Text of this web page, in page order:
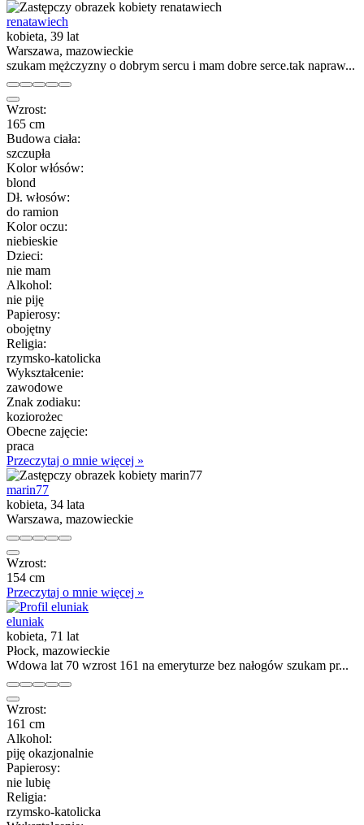
renatawiech
kobieta, 39 lat
Warszawa, mazowieckie
szukam mężczyzny o dobrym sercu i mam dobre serce.tak napraw...
Wzrost:
165 cm
Budowa ciała:
szczupła
Kolor włósów:
blond
Dł. włosów:
do ramion
Kolor oczu:
niebieskie
Dzieci:
nie mam
Alkohol:
nie piję
Papierosy:
obojętny
Religia:
rzymsko-katolicka
Wykształcenie:
zawodowe
Znak zodiaku:
koziorożec
Obecne zajęcie:
praca
Przeczytaj o mnie więcej »
marin77
kobieta, 34 lata
Warszawa, mazowieckie
Wzrost:
154 cm
Przeczytaj o mnie więcej »
eluniak
kobieta, 71 lat
Płock, mazowieckie
Wdowa lat 70 wzrost 161 na emeryturze bez nałogów szukam pr...
Wzrost:
161 cm
Alkohol:
piję okazjonalnie
Papierosy:
nie lubię
Religia:
rzymsko-katolicka